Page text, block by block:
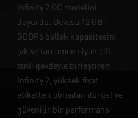
Infinity 2 OC modelini
duyurdu. Devasa 12 GB
GDDR6 bellek kapasitesini
şık ve tamamen siyah çift
fanlı gövdeyle birleştiren
Infinity 2, yüksek fiyat
etiketleri olmadan dürüst ve
güvenilir bir performans